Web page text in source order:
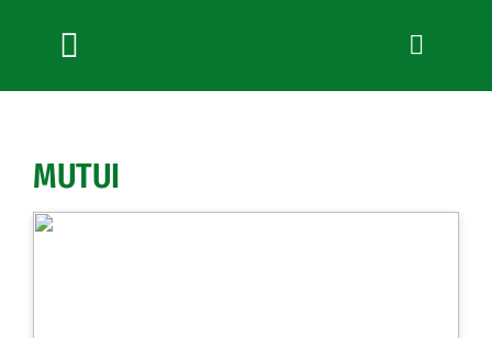
Toggle
Navigation
News
Bandi
MUTUI